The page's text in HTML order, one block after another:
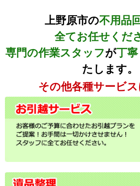
上野原市の不用品
全てお任せくだ
専門の作業スタッフが丁寧
たします。
その他各種サービ